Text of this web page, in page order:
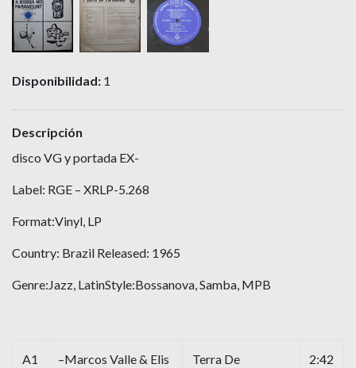
Disponibilidad: 1
Descripción
disco VG y portada EX-
Label: RGE ‎– XRLP-5.268
Format:Vinyl, LP
Country: Brazil Released: 1965
Genre:Jazz, LatinStyle:Bossanova, Samba, MPB
A1
–Marcos Valle & Elis
Terra De
2:42